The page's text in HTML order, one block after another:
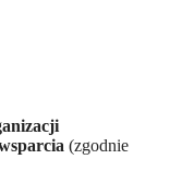
(zgodnie